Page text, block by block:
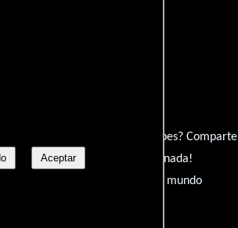
Aceptar
Corey Saffold o Wesley Snipes? Comparte
expresarlo. ¡No te guardes nada!
la charla y déjanos conocer tu mundo